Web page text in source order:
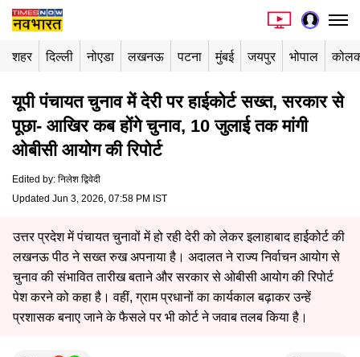
शहर दिल्ली नोएडा लखनऊ पटना मुंबई जयपुर भोपाल
यूपी पंचायत चुनाव में देरी पर हाईकोर्ट सख्त, सरकार से
पूछा- आखिर कब होंगे चुनाव, 10 जुलाई तक मांगी
ओबीसी आयोग की रिपोर्ट
Edited by: निलेश द्विवेदी
Updated Jun 3, 2026, 07:58 PM IST
उत्तर प्रदेश में पंचायत चुनावों में हो रही देरी को लेकर इलाहाबाद हाईकोर्ट की
लखनऊ पीठ ने सख्त रुख अपनाया है। अदालत ने राज्य निर्वाचन आयोग से
चुनाव की संभावित तारीख बताने और सरकार से ओबीसी आयोग की रिपोर्ट
पेश करने को कहा है। वहीं, ग्राम प्रधानों का कार्यकाल बढ़ाकर उन्हें
प्रशासक बनाए जाने के फैसले पर भी कोर्ट ने जवाब तलब किया है।